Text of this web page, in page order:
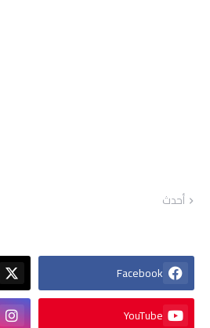
أحدث
Facebook
YouTube